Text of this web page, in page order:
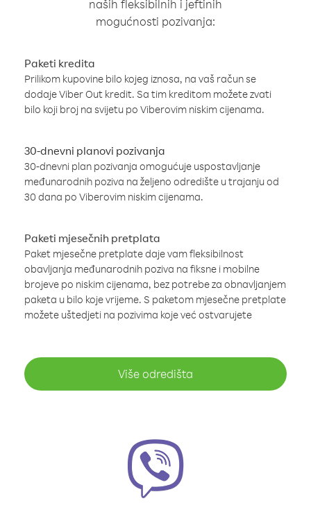
naših fleksibilnih i jeftinih
mogućnosti pozivanja:
Paketi kredita
Prilikom kupovine bilo kojeg iznosa, na vaš račun se
dodaje Viber Out kredit. Sa tim kreditom možete zvati
bilo koji broj na svijetu po Viberovim niskim cijenama.
30-dnevni planovi pozivanja
30-dnevni plan pozivanja omogućuje uspostavljanje
međunarodnih poziva na željeno odredište u trajanju od
30 dana po Viberovim niskim cijenama.
Paketi mjesečnih pretplata
Paket mjesečne pretplate daje vam fleksibilnost
obavljanja međunarodnih poziva na fiksne i mobilne
brojeve po niskim cijenama, bez potrebe za obnavljanjem
paketa u bilo koje vrijeme. S paketom mjesečne pretplate
možete uštedjeti na pozivima koje već ostvarujete
Više odredišta